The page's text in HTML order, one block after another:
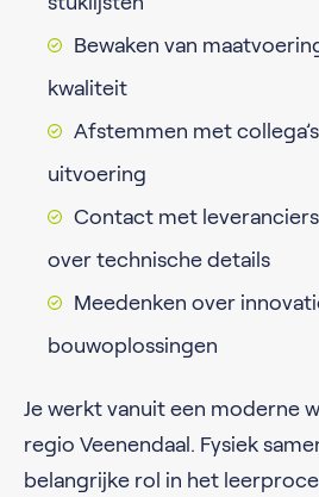
Bewaken van
kwaliteit
Afstemmen met
uitvoering
Contact met
over technische details
Meedenken over
bouwoplossingen
Je werkt vanuit een moderne
regio Veenendaal. Fysiek
belangrijke rol in het